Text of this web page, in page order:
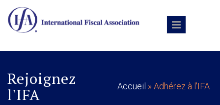
Aller au contenu principal
Rejoignez
l'IFA
Accueil » Adhérez à l'IFA